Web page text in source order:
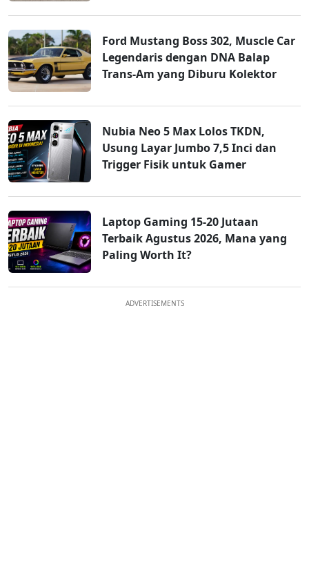
Ford Mustang Boss 302, Muscle Car
Legendaris dengan DNA Balap
Trans-Am yang Diburu Kolektor
Nubia Neo 5 Max Lolos TKDN,
Usung Layar Jumbo 7,5 Inci dan
Trigger Fisik untuk Gamer
Laptop Gaming 15-20 Jutaan
Terbaik Agustus 2026, Mana yang
Paling Worth It?
ADVERTISEMENTS